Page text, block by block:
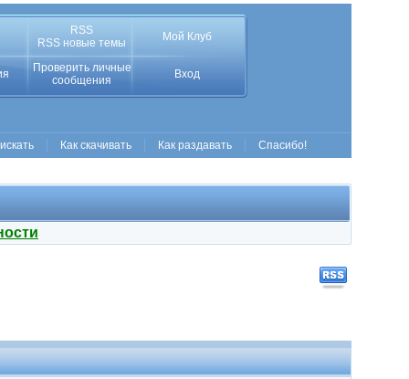
RSS
RSS новые темы
Мой Клуб
Проверить личные
сообщения
Вход
Как скачивать Как раздавать Спасибо!